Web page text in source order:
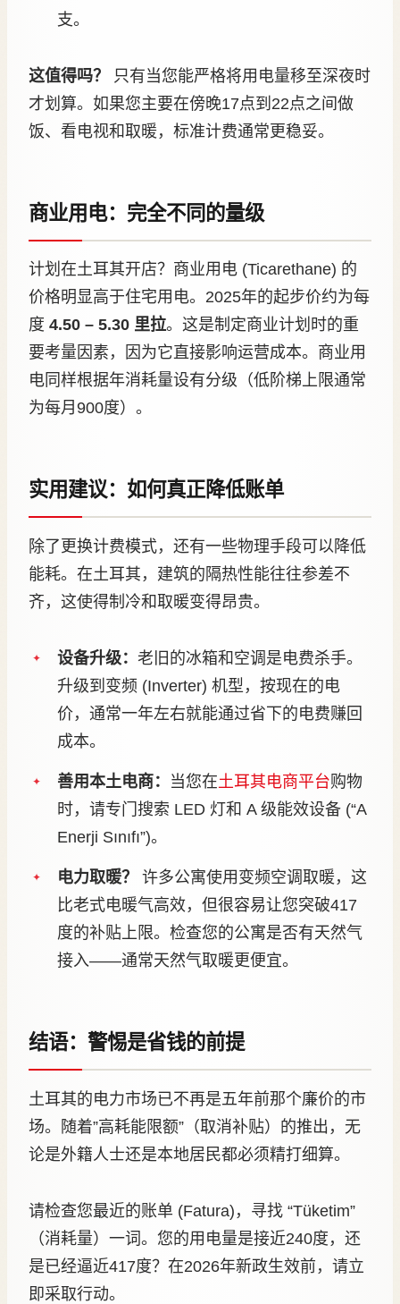
支。
这值得吗？
只有当您能严格将用电量移至深夜时
才划算。如果您主要在傍晚17点到22点之间做
饭、看电视和取暖，标准计费通常更稳妥。
商业用电：完全不同的量级
计划在土耳其开店？商业用电 (Ticarethane) 的
价格明显高于住宅用电。2025年的起步价约为每
度 4.50 – 5.30 里拉。这是制定商业计划时的重
要考量因素，因为它直接影响运营成本。商业用
电同样根据年消耗量设有分级（低阶梯上限通常
为每月900度）。
实用建议：如何真正降低账单
除了更换计费模式，还有一些物理手段可以降低
能耗。在土耳其，建筑的隔热性能往往参差不
齐，这使得制冷和取暖变得昂贵。
设备升级： 老旧的冰箱和空调是电费杀手。
升级到变频 (Inverter) 机型，按现在的电
价，通常一年左右就能通过省下的电费赚回
成本。
善用本土电商： 当您在土耳其电商平台购物
时，请专门搜索 LED 灯和 A 级能效设备 (“A
Enerji Sınıfı”)。
电力取暖？
许多公寓使用变频空调取暖，这
比老式电暖气高效，但很容易让您突破417
度的补贴上限。检查您的公寓是否有天然气
接入——通常天然气取暖更便宜。
结语：警惕是省钱的前提
土耳其的电力市场已不再是五年前那个廉价的市
场。随着”高耗能限额”（取消补贴）的推出，无
论是外籍人士还是本地居民都必须精打细算。
请检查您最近的账单 (Fatura)，寻找 “Tüketim”
（消耗量）一词。您的用电量是接近240度，还
是已经逼近417度？在2026年新政生效前，请立
即采取行动。